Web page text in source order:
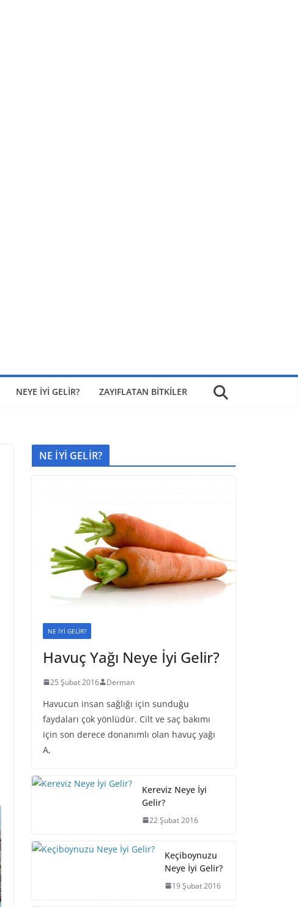
NEYE İYİ GELİR? ZAYIFLATAN BİTKİLER
NE İYİ GELİR?
NE İYİ GELİR?
Havuç Yağı Neye İyi Gelir?
25 Şubat 2016 Derman
Havucun insan sağlığı için sunduğu
faydaları çok yönlüdür. Cilt ve saç bakımı
için son derece donanımlı olan havuç yağı
A,
Kereviz Neye İyi
Gelir?
22 Şubat 2016
Keçiboynuzu
Neye İyi Gelir?
19 Şubat 2016